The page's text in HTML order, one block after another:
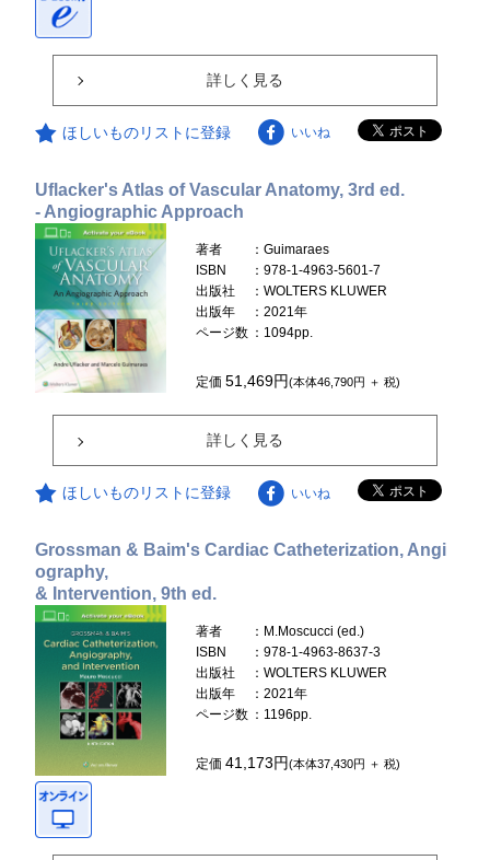
詳しく見る
ほしいものリストに登録 いいね
Uflacker's Atlas of Vascular Anatomy, 3rd ed.
- Angiographic Approach
著者
：Guimaraes
ISBN
：978-1-4963-5601-7
出版社
：WOLTERS KLUWER
出版年
：2021年
ページ数 ：1094pp.
定価51,469円(本体46,790円 ＋ 税)
詳しく見る
ほしいものリストに登録 いいね
Grossman & Baim's Cardiac Catheterization, Angi
ography,
& Intervention, 9th ed.
著者
：M.Moscucci (ed.)
ISBN
：978-1-4963-8637-3
出版社
：WOLTERS KLUWER
出版年
：2021年
ページ数 ：1196pp.
定価41,173円(本体37,430円 ＋ 税)